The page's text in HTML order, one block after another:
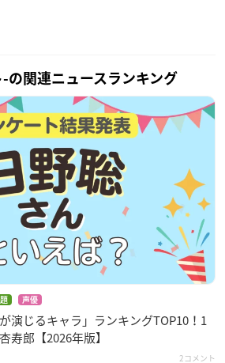
-の関連ニュースランキング
声優
演じるキャラ」ランキングTOP10！1
寿郎【2026年版】
2コメント